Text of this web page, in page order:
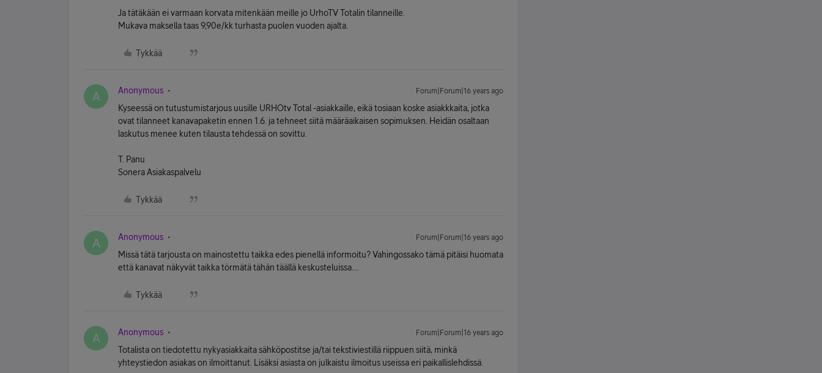
Ja tätäkään ei varmaan korvata mitenkään meille jo UrhoTV Totalin tilanneille.
Mukava maksella taas 9,90e/kk turhasta puolen vuoden ajalta.
Tykkää
A Anonymous Forum|Forum|16 years ago
Kyseessä on tutustumistarjous uusille URHOtv Total -asiakkaille, eikä tosiaan koske asiakkkaita, jotka
ovat tilanneet kanavapaketin ennen 1.6. ja tehneet siitä määräaikaisen sopimuksen. Heidän osaltaan
laskutus menee kuten tilausta tehdessä on sovittu.
T. Panu
Sonera Asiakaspalvelu
Tykkää
A Anonymous Forum|Forum|16 years ago
Missä tätä tarjousta on mainostettu taikka edes pienellä informoitu? Vahingossako tämä pitäisi huomata
että kanavat näkyvät taikka törmätä tähän täällä keskusteluissa....
Tykkää
A Anonymous Forum|Forum|16 years ago
Totalista on tiedotettu nykyasiakkaita sähköpostitse ja/tai tekstiviestillä riippuen siitä, minkä
yhteystiedon asiakas on ilmoittanut. Lisäksi asiasta on julkaistu ilmoitus useissa eri paikallislehdissä.